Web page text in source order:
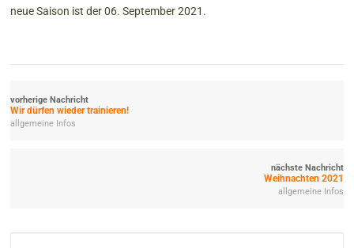
neue Saison ist der 06. September 2021.
vorherige Nachricht
Wir dürfen wieder trainieren!
allgemeine Infos
nächste Nachricht
Weihnachten 2021
allgemeine Infos